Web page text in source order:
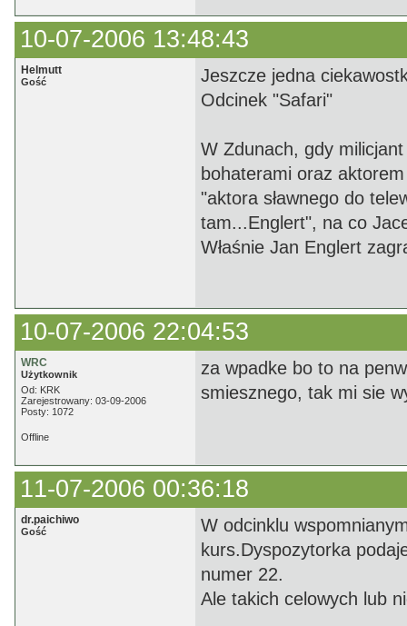
10-07-2006 13:48:43
Helmutt
Gość
Jeszcze jedna
Odcinek "Safari"
W Zdunach, gdy
bohaterami oraz
"aktora sławnego do
tam...Englert", na co
Właśnie Jan Englert
10-07-2006 22:04:53
WRC
Użytkownik
Od: KRK
Zarejestrowany: 03-09-2006
Posty: 1072
za wpadke bo to na
smiesznego, tak mi sie
Offline
11-07-2006 00:36:18
dr.paichiwo
Gość
W odcinklu
kurs.Dyspozytorka
numer 22.
Ale takich celowych lub